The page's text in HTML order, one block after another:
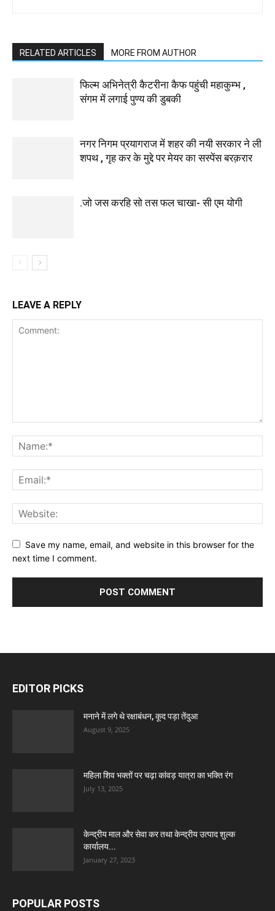
RELATED ARTICLES MORE FROM AUTHOR
फिल्म अभिनेत्री कैटरीना कैफ पहुंची महाकुम्भ ,
संगम में लगाई पुण्य की डुबकी
नगर निगम प्रयागराज में शहर की नयी सरकार ने ली
शपथ , गृह कर के मुद्दे पर मेयर का सस्पेंस बरक़रार
.जो जस करहि सो तस फल चाखा- सी एम योगी
LEAVE A REPLY
Save my name, email, and website in this browser for the
next time I comment.
EDITOR PICKS
मनाने में लगे थे रक्षाबंधन, कूद पड़ा तेंदुआ
August 9, 2025
महिला शिव भक्तों पर चढ़ा कांवड़ यात्रा का भक्ति रंग
July 13, 2025
केन्द्रीय माल और सेवा कर तथा केन्द्रीय उत्पाद शुल्क
कार्यालय...
January 27, 2023
POPULAR POSTS